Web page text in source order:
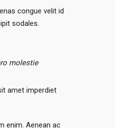
congue velit id
sodales.
molestie
amet imperdiet
enim. Aenean ac